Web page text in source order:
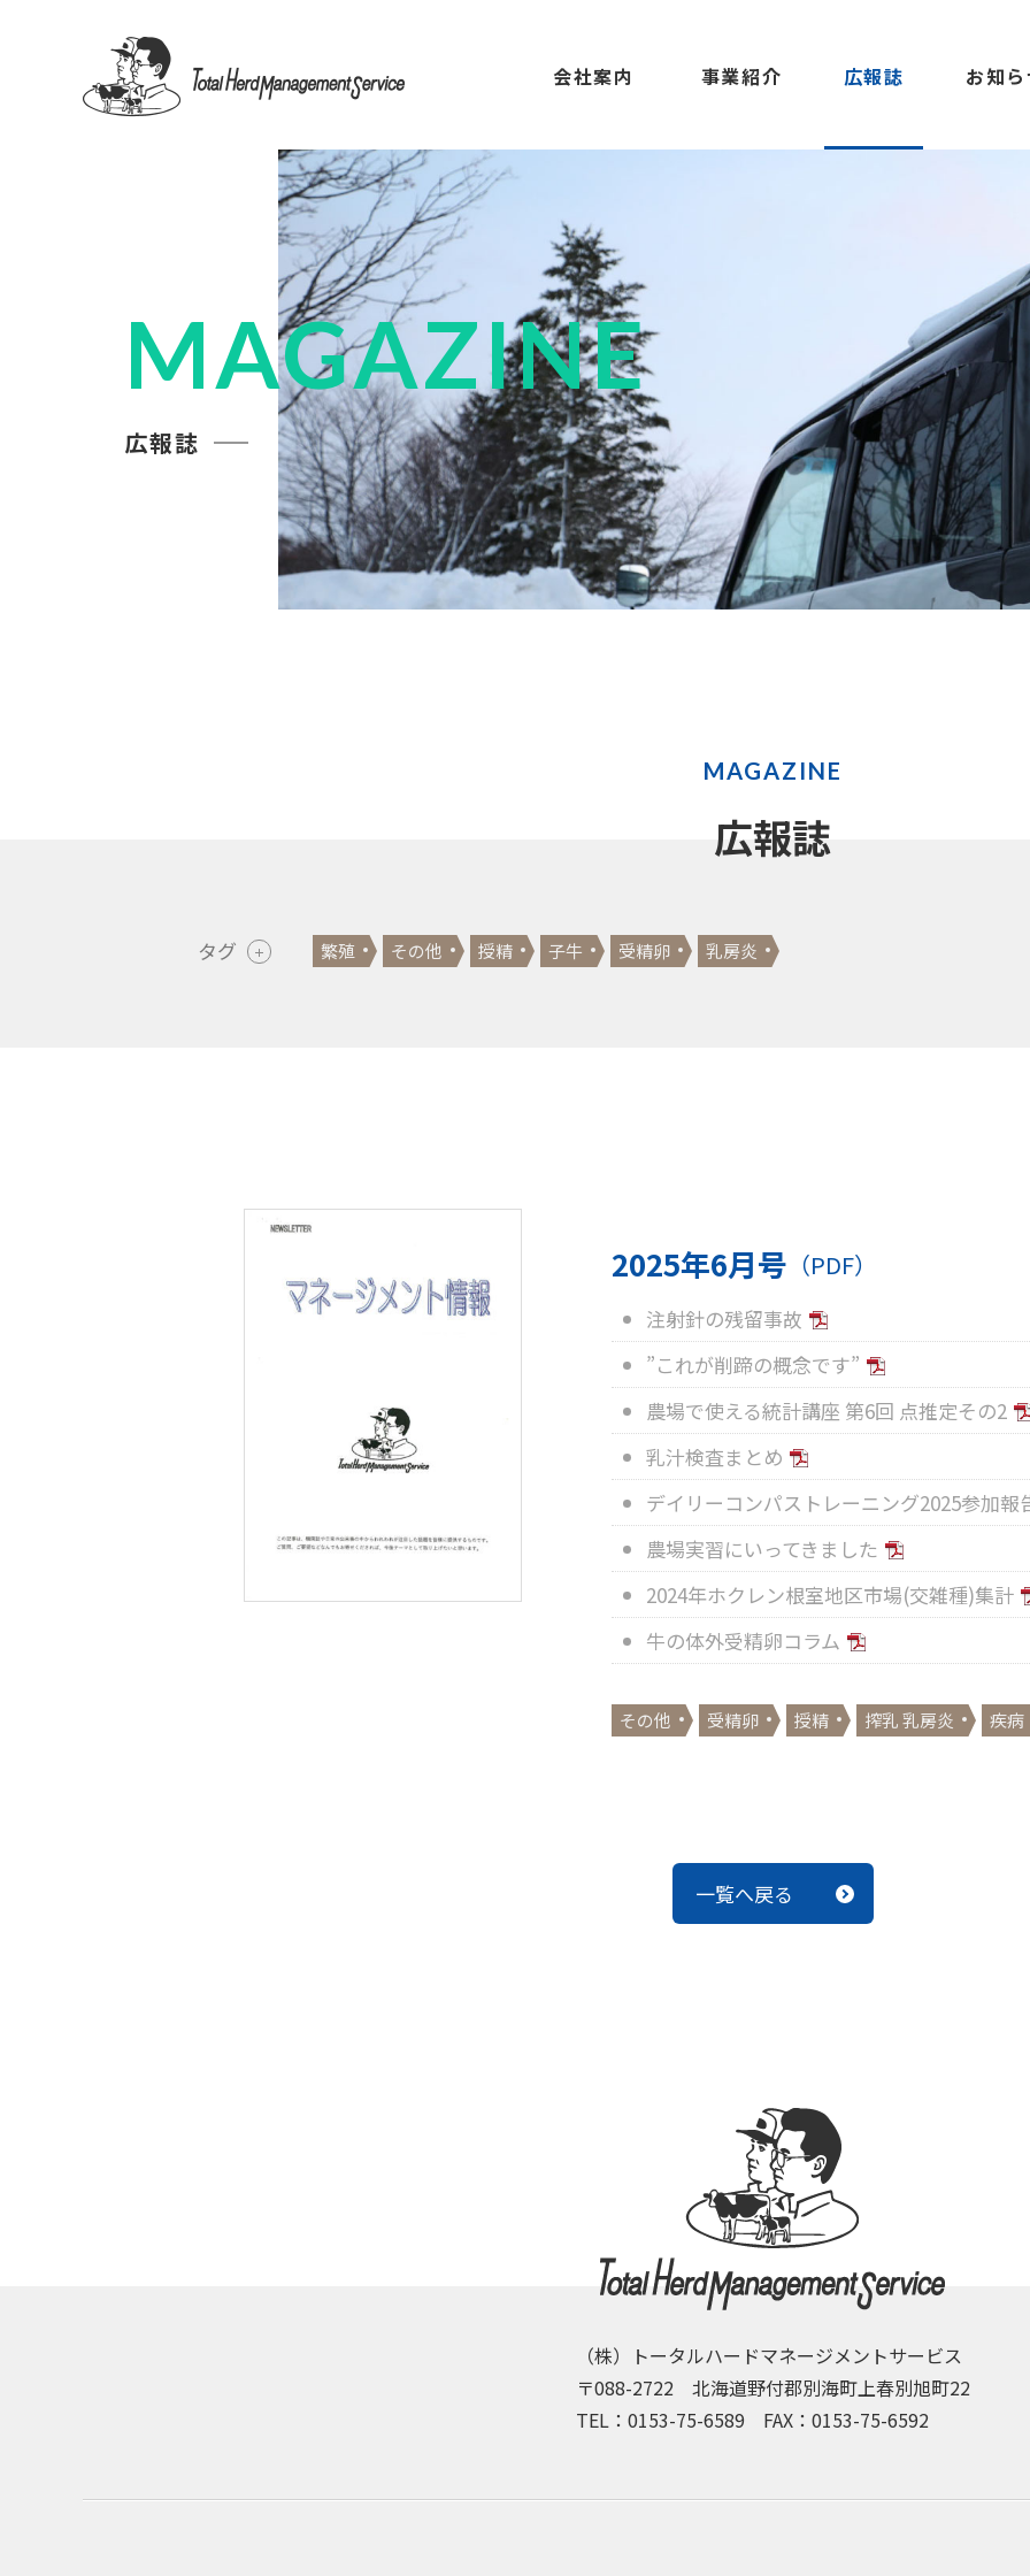
会社案内 事業紹介 広報誌 お知
MAGAZINE
広報誌
MAGAZINE
広報誌
タグ 繁殖 その他 授精 子牛 受精卵 乳房炎
2025年6月号 （PDF）
注射針の残留事故
”これが削蹄の概念です”
農場で使える統計講座 第6回 点推定その2
乳汁検査まとめ
デイリーコンパストレーニング2025参加報
農場実習にいってきました
2024年ホクレン根室地区市場(交雑種)集計
牛の体外受精卵コラム
その他 受精卵 授精 搾乳 乳房炎 疾病
一覧へ戻る
（株）トータルハードマネージメントサービス
〒088-2722 北海道野付郡別海町上春別旭町22
TEL：0153-75-6589 FAX：0153-75-6592